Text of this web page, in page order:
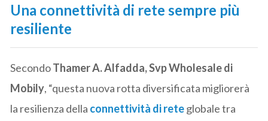
Una connettività di rete sempre più
resiliente
SecondoThamer A. Alfadda, Svp Wholesale di
Mobily, “questa nuova rotta diversificata migliorerà
la resilienza della connettività di reteglobale tra